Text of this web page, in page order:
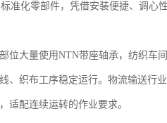
准化零部件，凭借安装便捷、调心
位大量使用NTN带座轴承，纺织车
、织布工序稳定运行。物流输送行
适配连续运转的作业要求。